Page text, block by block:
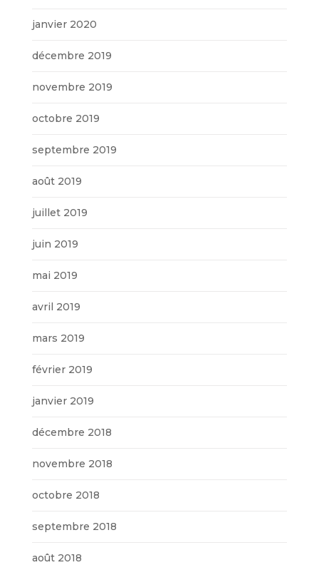
janvier 2020
décembre 2019
novembre 2019
octobre 2019
septembre 2019
août 2019
juillet 2019
juin 2019
mai 2019
avril 2019
mars 2019
février 2019
janvier 2019
décembre 2018
novembre 2018
octobre 2018
septembre 2018
août 2018